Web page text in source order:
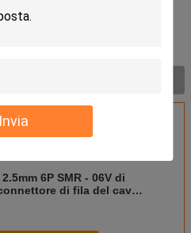
Invia
della spina no. ...
di prodotto >
prezzo per
6P SMR - 06V di
di fila del cavo